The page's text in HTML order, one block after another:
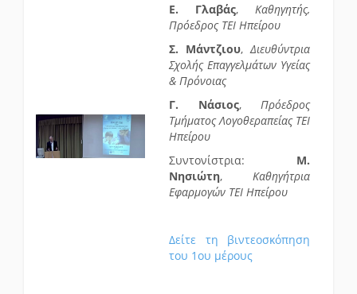
Ε. Γλαβάς, Καθηγητής,
Πρόεδρος ΤΕΙ Ηπείρου
Σ. Μάντζιου, Διευθύντρια
Σχολής Επαγγελμάτων Υγείας
& Πρόνοιας
Γ. Νάσιος, Πρόεδρος
Τμήματος Λογοθεραπείας ΤΕΙ
Ηπείρου
Συντονίστρια: Μ.
Νησιώτη, Καθηγήτρια
Εφαρμογών ΤΕΙ Ηπείρου
Δείτε τη βιντεοσκόπηση
του 1ου μέρους